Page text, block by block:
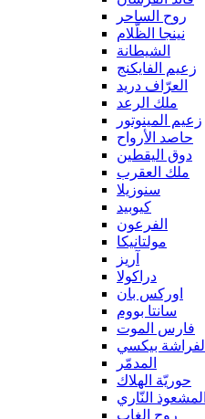
روح الساحر
نينجا الظّلام
الشيطانة
زعيم الفايكنج
العرّاف دريد
ملك الرعد
زعيم المينوتور
حاصد الأرواح
دوق اليقطين
ملك العقرب
سنوزيلا
كيوبيد
الفرعون
مولتانيكا
آريز
دراكولا
اوركس بان
سانتا بووم
فارس الموت
الفراشة بيكسي
المدمّر
حوريّة الهلاك
المشعوذ النّاري
روح الغاب